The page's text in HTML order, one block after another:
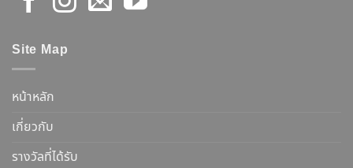
Site Map
หน้าหลัก
เกี่ยวกับ
รางวัลที่ได้รับ